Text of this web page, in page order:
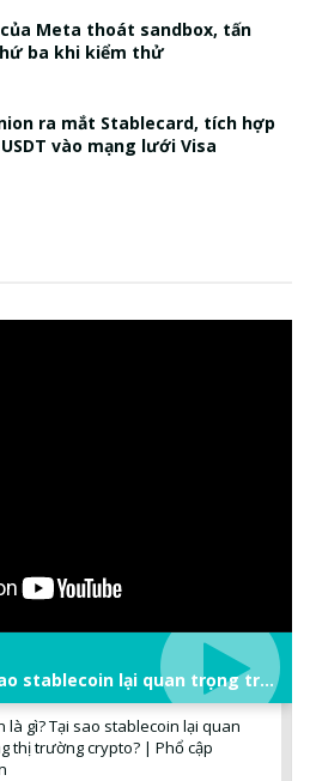
Meta thoát sandbox, tấn
ba khi kiểm thử
ra mắt Stablecard, tích hợp
vào mạng lưới Visa
Stablecoin là gì? Tại sao stablecoin lại quan trọng trong thị trường crypto? | Phổ cập Blockchain
là gì? Tại sao stablecoin lại quan
thị trường crypto? | Phổ cập